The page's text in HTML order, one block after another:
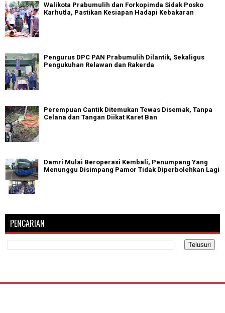
Walikota Prabumulih dan Forkopimda Sidak Posko
Karhutla, Pastikan Kesiapan Hadapi Kebakaran
Pengurus DPC PAN Prabumulih Dilantik, Sekaligus
Pengukuhan Relawan dan Rakerda
Perempuan Cantik Ditemukan Tewas Disemak, Tanpa
Celana dan Tangan Diikat Karet Ban
Damri Mulai Beroperasi Kembali, Penumpang Yang
Menunggu Disimpang Pamor Tidak Diperbolehkan Lagi
PENCARIAN